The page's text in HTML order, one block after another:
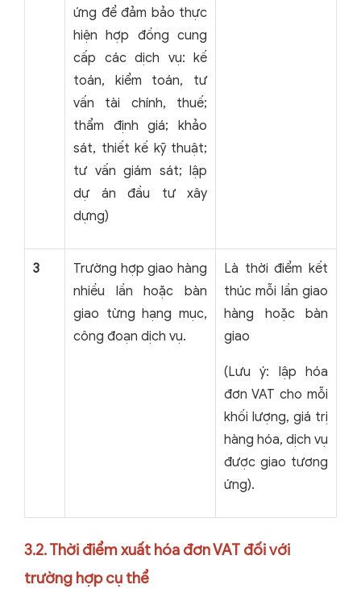
ứng để đảm bảo thực
hiện hợp đồng cung
cấp các dịch vụ: kế
toán, kiểm toán, tư
vấn tài chính, thuế;
thẩm định giá; khảo
sát, thiết kế kỹ thuật;
tư vấn giám sát; lập
dự án đầu tư xây
dựng)
3
Trường hợp giao hàng
nhiều lần hoặc bàn
giao từng hạng mục,
công đoạn dịch vụ.
Là thời điểm kết
thúc mỗi lần giao
hàng hoặc bàn
giao
(Lưu ý: lập hóa
đơn VAT cho mỗi
khối lượng, giá trị
hàng hóa, dịch vụ
được giao tương
ứng).
3.2. Thời điểm xuất hóa đơn VAT đối với
trường hợp cụ thể